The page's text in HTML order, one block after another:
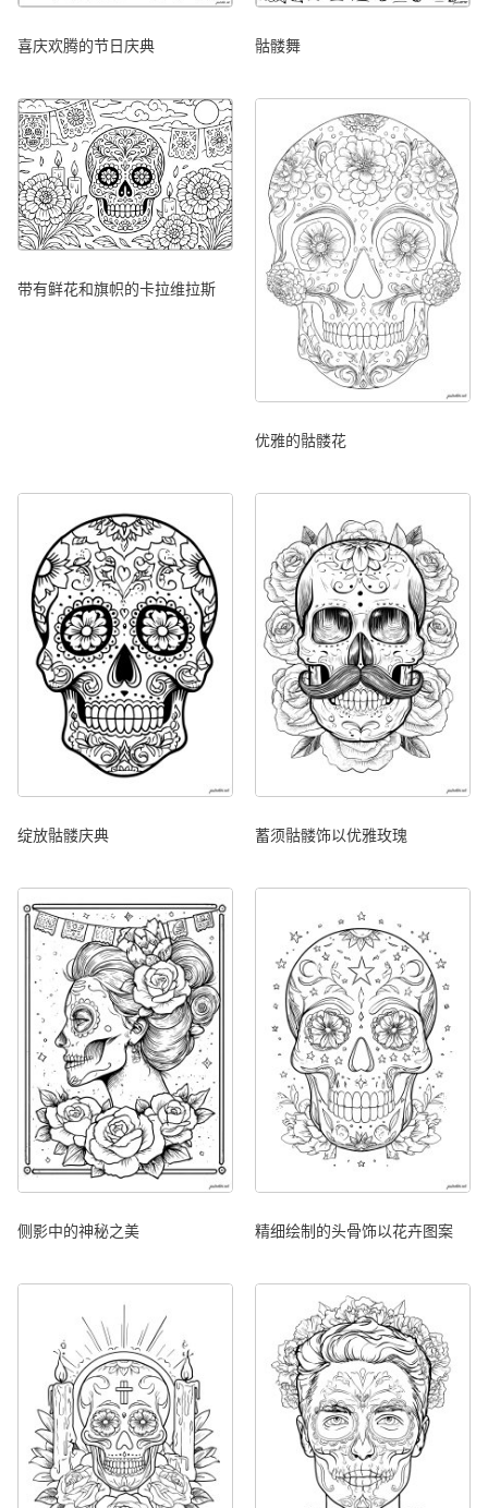
喜庆欢腾的节日庆典 骷髅舞
带有鲜花和旗帜的卡拉维拉斯
优雅的骷髅花
绽放骷髅庆典 蓄须骷髅饰以优雅玫瑰
侧影中的神秘之美 精细绘制的头骨饰以花卉图案